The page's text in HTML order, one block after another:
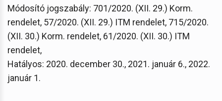
Módosító jogszabály: 701/2020. (XII. 29.) Korm.
rendelet, 57/2020. (XII. 29.) ITM rendelet, 715/2020.
(XII. 30.) Korm. rendelet, 61/2020. (XII. 30.) ITM
rendelet,
Hatályos: 2020. december 30., 2021. január 6., 2022.
január 1.